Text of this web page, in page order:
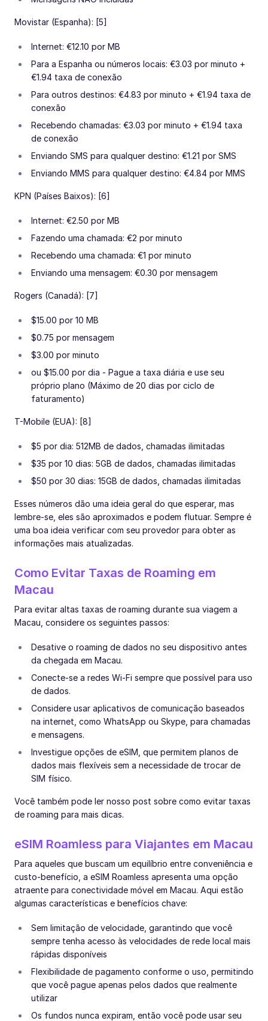
Movistar (Espanha): [5]
Internet: €12.10 por MB
Para a Espanha ou números locais: €3.03 por minuto +
€1.94 taxa de conexão
Para outros destinos: €4.83 por minuto + €1.94 taxa de
conexão
Recebendo chamadas: €3.03 por minuto + €1.94 taxa
de conexão
Enviando SMS para qualquer destino: €1.21 por SMS
Enviando MMS para qualquer destino: €4.84 por MMS
KPN (Países Baixos): [6]
Internet: €2.50 por MB
Fazendo uma chamada: €2 por minuto
Recebendo uma chamada: €1 por minuto
Enviando uma mensagem: €0.30 por mensagem
Rogers (Canadá): [7]
$15.00 por 10 MB
$0.75 por mensagem
$3.00 por minuto
ou $15.00 por dia - Pague a taxa diária e use seu
próprio plano (Máximo de 20 dias por ciclo de
faturamento)
T-Mobile (EUA): [8]
$5 por dia: 512MB de dados, chamadas ilimitadas
$35 por 10 dias: 5GB de dados, chamadas ilimitadas
$50 por 30 dias: 15GB de dados, chamadas ilimitadas
Esses números dão uma ideia geral do que esperar, mas
lembre-se, eles são aproximados e podem flutuar. Sempre é
uma boa ideia verificar com seu provedor para obter as
informações mais atualizadas.
Como Evitar Taxas de Roaming em
Macau
Para evitar altas taxas de roaming durante sua viagem a
Macau, considere os seguintes passos:
Desative o roaming de dados no seu dispositivo antes
da chegada em Macau.
Conecte-se a redes Wi-Fi sempre que possível para uso
de dados.
Considere usar aplicativos de comunicação baseados
na internet, como WhatsApp ou Skype, para chamadas
e mensagens.
Investigue opções de eSIM, que permitem planos de
dados mais flexíveis sem a necessidade de trocar de
SIM físico.
Você também pode ler nosso post sobre como evitar taxas
de roaming para mais dicas.
eSIM Roamless para Viajantes em Macau
Para aqueles que buscam um equilíbrio entre conveniência e
custo-benefício, a eSIM Roamless apresenta uma opção
atraente para conectividade móvel em Macau. Aqui estão
algumas características e benefícios chave:
Sem limitação de velocidade, garantindo que você
sempre tenha acesso às velocidades de rede local mais
rápidas disponíveis
Flexibilidade de pagamento conforme o uso, permitindo
que você pague apenas pelos dados que realmente
utilizar
Os fundos nunca expiram, então você pode usar seu